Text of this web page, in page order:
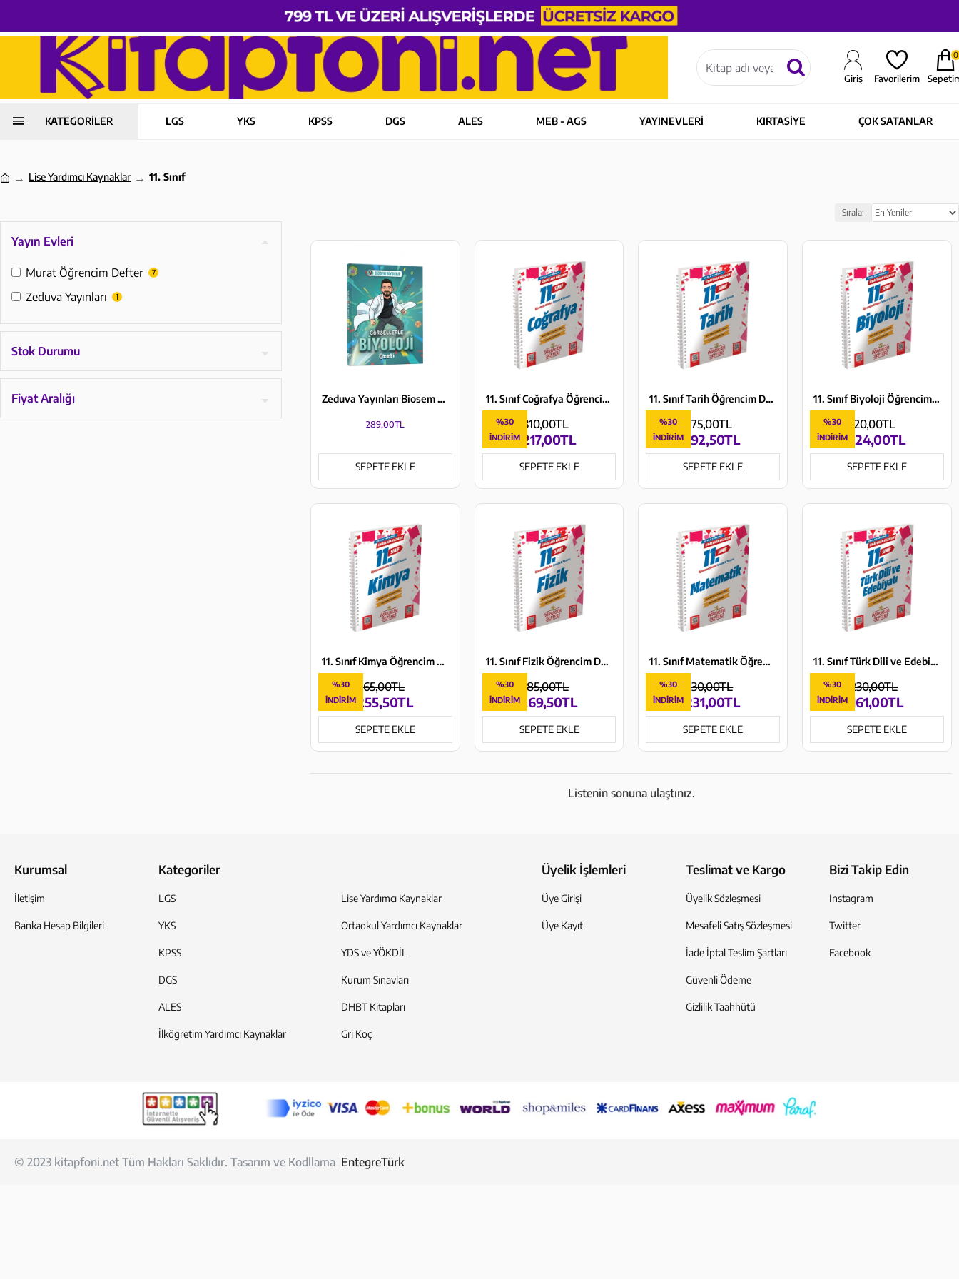
Giriş Favorilerim
0
KATEGORİLER LGS YKS KPSS DGS ALES MEB - AGS YAYINEVLERİ KIRTASİYE ÇOK SATANLAR
Lise Yardımcı Kaynaklar 11. Sınıf
Fiyat Aralığı
Yayın Evleri
Murat Öğrencim Defter 7
Zeduva Yayınları 1
Stok Durumu
Sırala:
Zeduva Yayınları Biosem Biyoloji Görsellerle Biyoloji Özeti Cep Kitabı
289,00TL
SEPETE EKLE
11. Sınıf Coğrafya Öğrencim Defteri Murat Yayınları
%30
İNDIRIM
217,00TL
310,00TL
SEPETE EKLE
11. Sınıf Tarih Öğrencim Defteri Murat Yayınları
%30
İNDIRIM
192,50TL
275,00TL
SEPETE EKLE
11. Sınıf Biyoloji Öğrencim Defteri Murat Yayınları
%30
İNDIRIM
224,00TL
320,00TL
SEPETE EKLE
11. Sınıf Kimya Öğrencim Defteri Murat Yayınları
%30
İNDIRIM
255,50TL
365,00TL
SEPETE EKLE
11. Sınıf Fizik Öğrencim Defteri Murat Yayınları
%30
İNDIRIM
269,50TL
385,00TL
SEPETE EKLE
11. Sınıf Matematik Öğrencim Defteri Murat Yayınları
%30
İNDIRIM
231,00TL
330,00TL
SEPETE EKLE
11. Sınıf Türk Dili ve Edebiyatı Öğrencim Defteri Murat Yayınları
%30
İNDIRIM
161,00TL
230,00TL
SEPETE EKLE
Listenin sonuna ulaştınız.
Kurumsal
İletişim
Banka Hesap Bilgileri
Kategoriler
LGS
YKS
KPSS
DGS
ALES
İlköğretim Yardımcı Kaynaklar
Lise Yardımcı Kaynaklar
Ortaokul Yardımcı Kaynaklar
YDS ve YÖKDİL
Kurum Sınavları
DHBT Kitapları
Gri Koç
Üyelik İşlemleri
Üye Girişi
Üye Kayıt
Teslimat ve Kargo
Üyelik Sözleşmesi
Mesafeli Satış Sözleşmesi
İade İptal Teslim Şartları
Güvenli Ödeme
Gizlilik Taahhütü
Bizi Takip Edin
Instagram
Twitter
Facebook
© 2023 kitapfoni.net Tüm Hakları Saklıdır. Tasarım ve Kodllama EntegreTürk